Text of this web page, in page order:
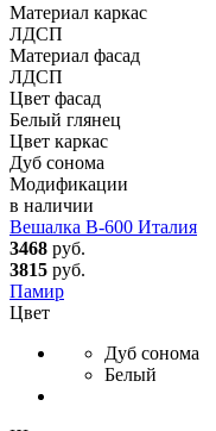
Материал каркас
ЛДСП
Материал фасад
ЛДСП
Цвет фасад
Белый глянец
Цвет каркас
Дуб сонома
Модификации
в наличии
Вешалка В-600 Италия
3468 руб.
3815 руб.
Памир
Цвет
Дуб сонома
Белый